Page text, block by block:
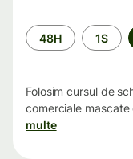
Perioada
48H 1S
Folosim cursul de
comerciale
multe